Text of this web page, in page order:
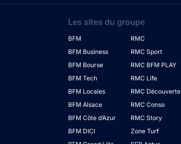
Les sites du groupe
BFM
BFM Business
BFM Bourse
BFM Tech
BFM Locales
BFM Alsace
BFM Côte d’Azur
BFM DICI
RMC
RMC Sport
RMC BFM PLAY
RMC Life
RMC Découverte
RMC Conso
RMC Story
Zone Turf